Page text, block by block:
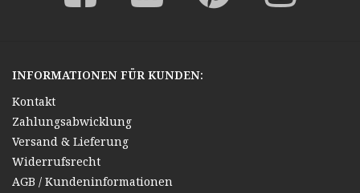
INFORMATIONEN FÜR KUNDEN:
Kontakt
Zahlungsabwicklung
Versand & Lieferung
Widerrufsrecht
AGB / Kundeninformationen